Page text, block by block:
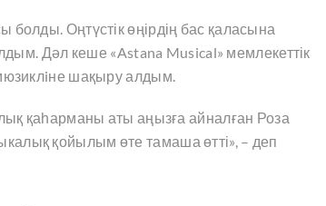
Оңтүстік өңірдің бас қаласына
Дәл кеше «Astana Musical» мемлекеттік
шақыру алдым.
қаһарманы аты аңызға айналған Роза
қойылым өте тамаша өтті», – деп